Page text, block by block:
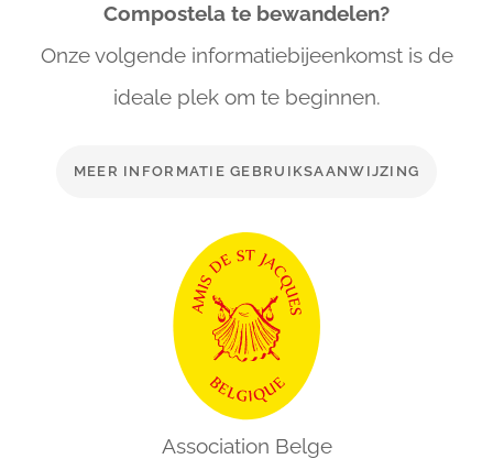
Association Belge
Compostela te bewandelen?
Onze volgende informatiebijeenkomst is de
idealeplek om te beginnen.
MEER INFORMATIE GEBRUIKSAANWIJZING